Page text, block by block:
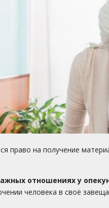
право на получение
отношениях у
человека в своё